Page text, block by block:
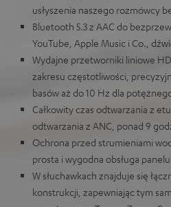
usłyszenia naszego rozmówcy
Bluetooth 5.3 z AAC do
YouTube, Apple Music i Co.,
Wydajne przetworniki liniowe
zakresu częstotliwości,
basów aż do 10 Hz dla
Całkowity czas odtwarzania z
odtwarzania z ANC, ponad 9
Ochrona przed strumieniami
prosta i wygodna obsługa
W słuchawkach znajduje się
konstrukcji, zapewniając tym